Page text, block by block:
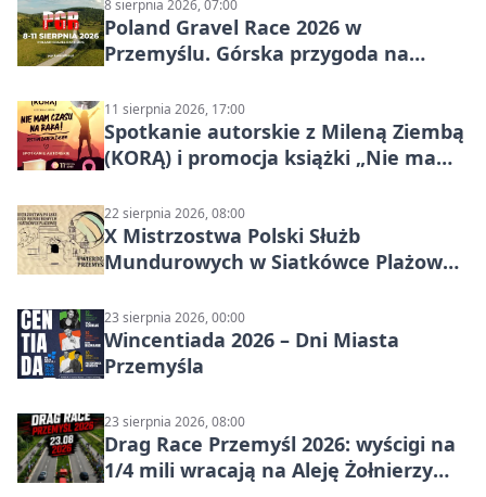
8 sierpnia 2026, 07:00
Poland Gravel Race 2026 w
Przemyślu. Górska przygoda na
11 sierpnia 2026, 17:00
Spotkanie autorskie z Mileną Ziembą
(KORĄ) i promocja książki „Nie mam
22 sierpnia 2026, 08:00
X Mistrzostwa Polski Służb
Mundurowych w Siatkówce Plażowej
23 sierpnia 2026, 00:00
Wincentiada 2026 – Dni Miasta
Przemyśla
23 sierpnia 2026, 08:00
Drag Race Przemyśl 2026: wyścigi na
1/4 mili wracają na Aleję Żołnierzy